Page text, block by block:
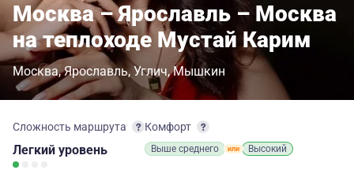
Москва – Ярославль – Москва
на теплоходе Мустай Карим
Москва Ярославль Углич Мышкин
Сложность маршрута
Легкий уровень
Комфорт
Выше среднего Высокий